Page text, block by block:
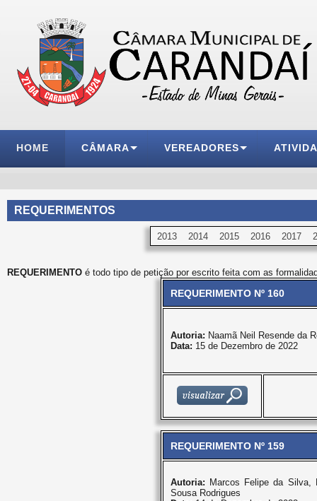
HOME CÂMARA VEREADORES
REQUERIMENTOS
2013 2014 2015 2016 2017
REQUERIMENTO é todo tipo de petição por escrito feita com as
REQUERIMENTO Nº 160
Autoria: Naamã Neil Resende da
Data: 15 de Dezembro de 2022
REQUERIMENTO Nº 159
Autoria: Marcos Felipe da Silva,
Sousa Rodrigues